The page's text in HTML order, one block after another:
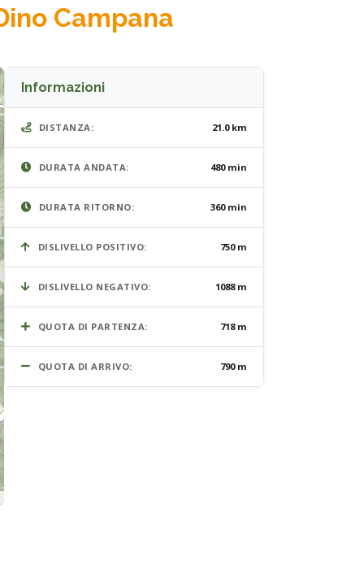
Campana
Informazioni
DISTANZA: 21.0 km
DURATA ANDATA: 480 min
DURATA RITORNO: 360 min
DISLIVELLO POSITIVO: 750 m
DISLIVELLO NEGATIVO: 1088 m
QUOTA DI PARTENZA: 718 m
QUOTA DI ARRIVO: 790 m